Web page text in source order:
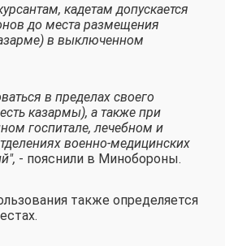
кадетам допускается
до места размещения
в выключенном
в пределах своего
казармы), а также при
госпитале, лечебном и
военно-медицинских
- пояснили в Минобороны.
также определяется